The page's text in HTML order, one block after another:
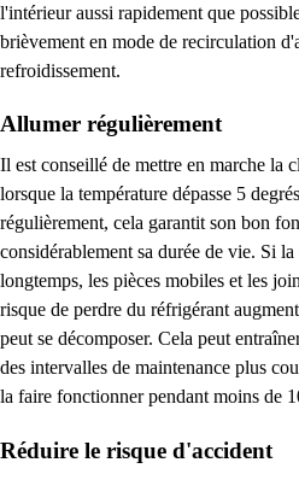
l'intérieur aussi rapidement que
brièvement en mode de recirculation
refroidissement.
Allumer régulièrement
Il est conseillé de mettre en marche la
lorsque la température dépasse 5
régulièrement, cela garantit son bon
considérablement sa durée de vie. Si
longtemps, les pièces mobiles et les
risque de perdre du réfrigérant
peut se décomposer. Cela peut
des intervalles de maintenance plus
la faire fonctionner pendant moins de
Réduire le risque d'accident